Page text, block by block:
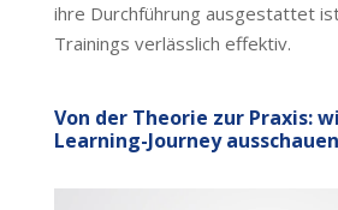
ihre Durchführung ausgestattet
Trainings verlässlich effektiv.
Von der Theorie zur Praxis:
Learning-Journey